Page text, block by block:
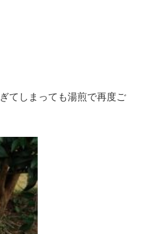
てしまっても湯煎で再度ご